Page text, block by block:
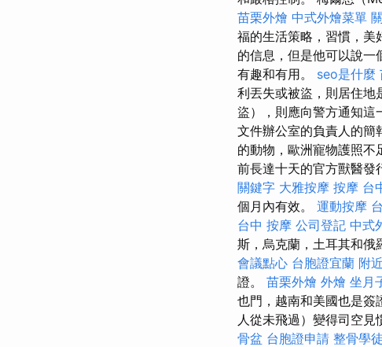
苗栗外燴 中式外燴菜單
福的生活策略，習慣，美
的信息，但是他可以說一
有趣和有用。 seo是什麼
利丟失或被盜，則居住地
盜），則應向警方通知這
文件辦公室的負責人的簡
的動物，歐洲寵物護照不
前長達十天的官方獸醫發
關鍵字 大雅按摩 按摩 台
個月內有效。 運動按摩
台中 按摩 公司登記 中式
斯，烏克蘭，土耳其和俄
會議點心 台胞證宜蘭 附
證。 苗栗外燴 外燴 坐月
也門，越南和美國也是簽
人從未飛過）變得司空
骨盆 台胞證申請 整骨學徒